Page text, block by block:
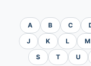
A B C
J K L M
S T U